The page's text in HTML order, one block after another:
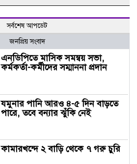
সর্বশেষ আপডেট
জনপ্রিয় সংবাদ
এনডিপিতে মাসিক সমন্বয় সভা,
কর্মকর্তা-কর্মীদের সম্মাননা প্রদান
যমুনার পানি আরও ৪-৫ দিন বাড়তে
পারে, তবে বন্যার ঝুঁকি নেই
কামারখন্দে ২ বাড়ি থেকে ৭ গরু চুরি